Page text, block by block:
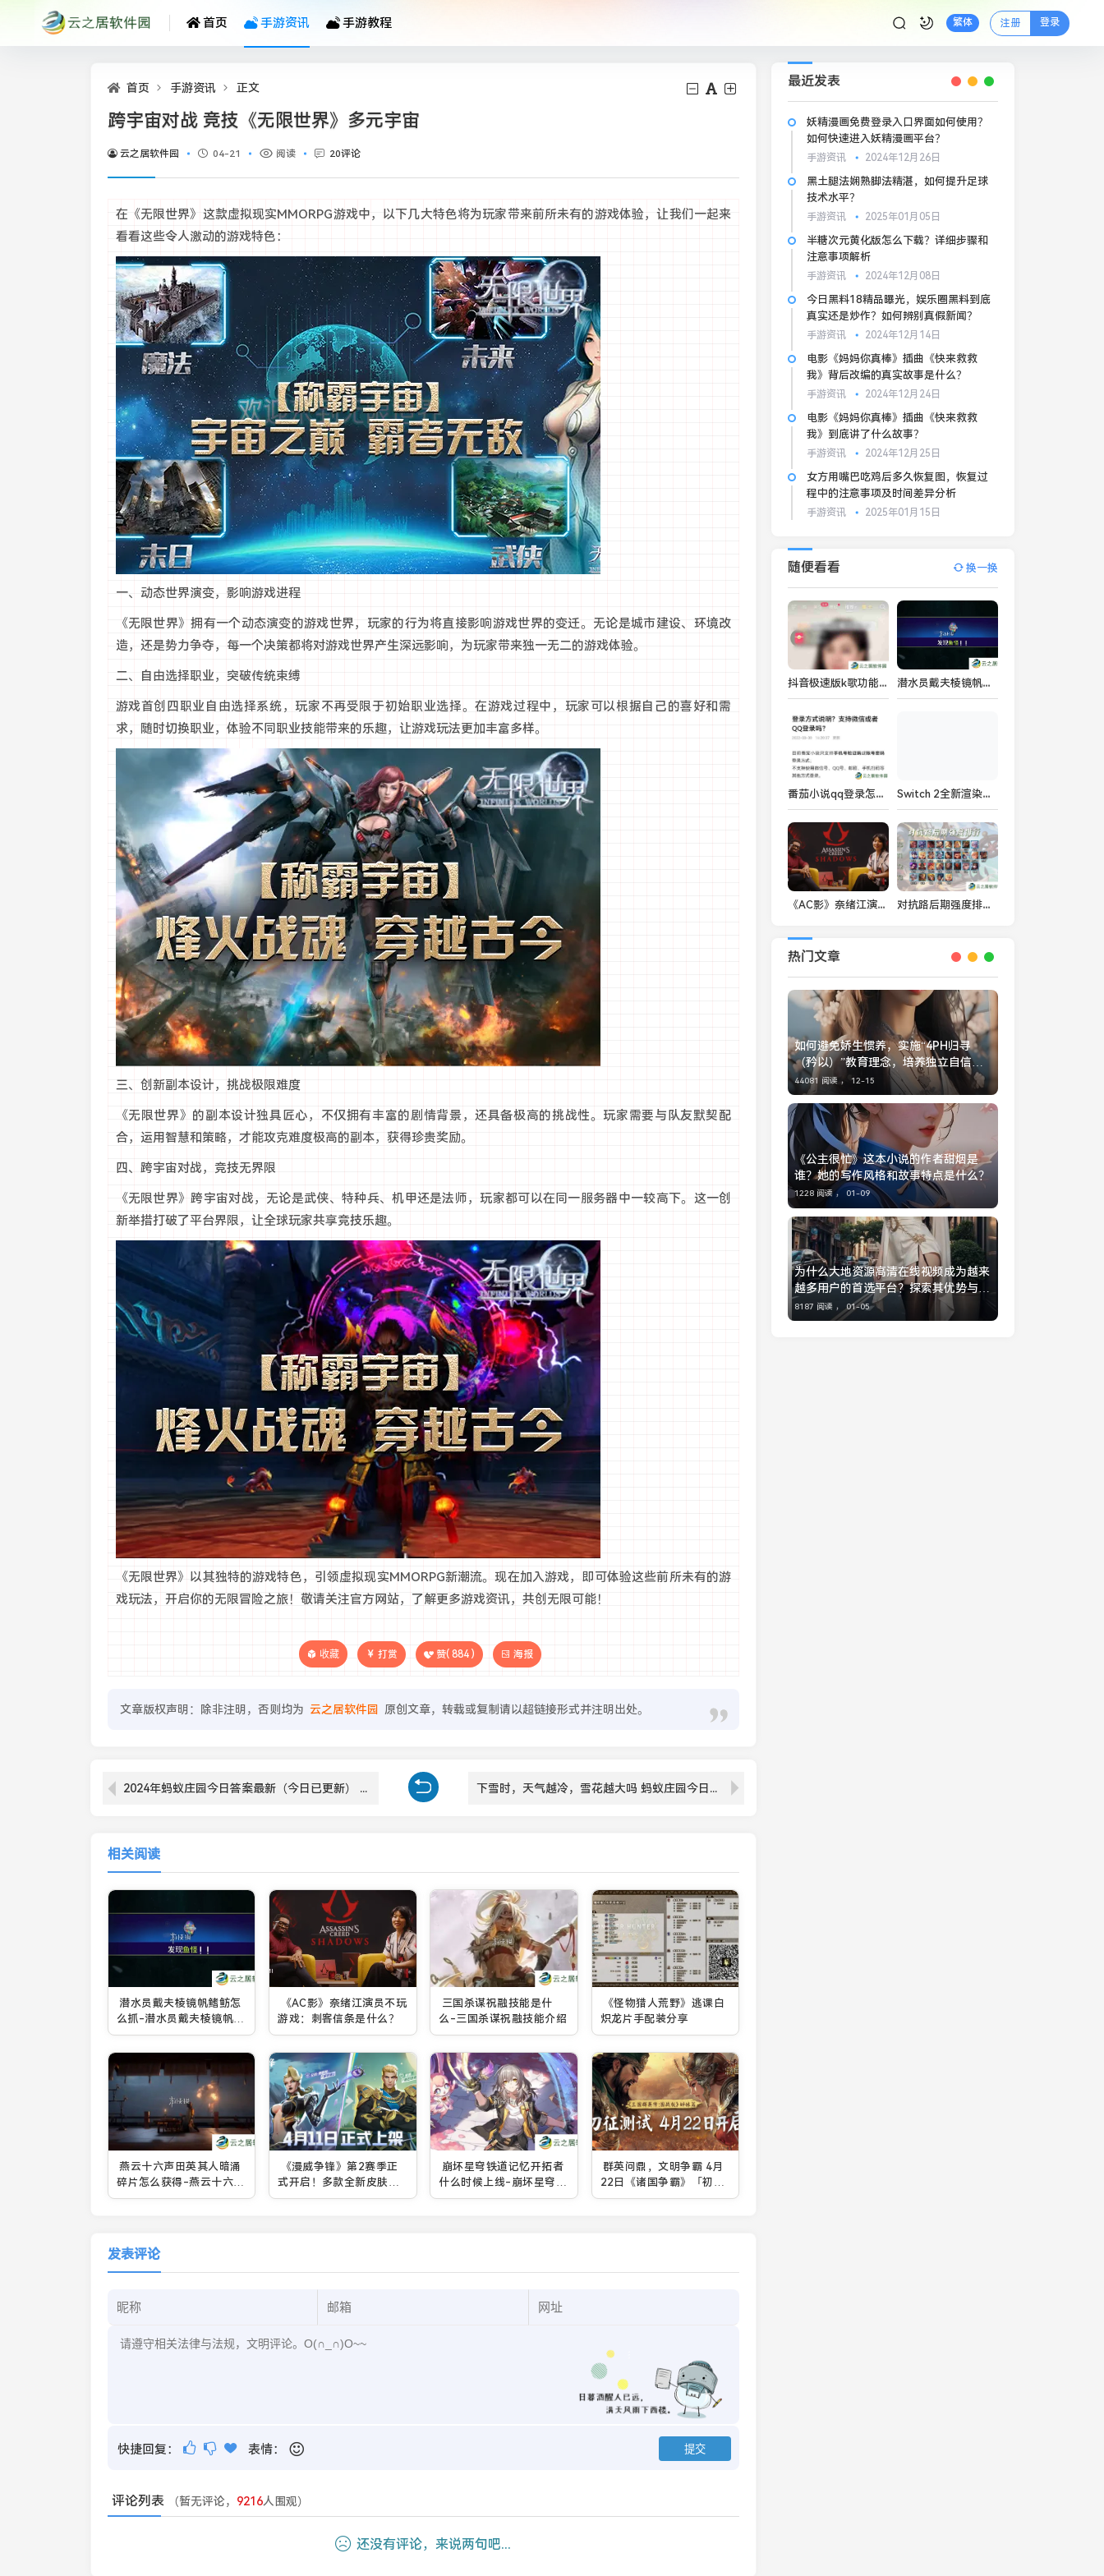
首页 手游资讯 手游教程 繁体 注册 登录
首页 手游资讯 正文
跨宇宙对战 竞技《无限世界》多元宇宙
云之居软件园 04-21 阅读 20评论
在《无限世界》这款虚拟现实MMORPG游戏中，以下几大特色将为玩家带来前所未有的游戏体验，让我们一起来
看看这些令人激动的游戏特色：
一、动态世界演变，影响游戏进程
《无限世界》拥有一个动态演变的游戏世界，玩家的行为将直接影响游戏世界的变迁。无论是城市建设、环境改
造，还是势力争夺，每一个决策都将对游戏世界产生深远影响，为玩家带来独一无二的游戏体验。
二、自由选择职业，突破传统束缚
游戏首创四职业自由选择系统，玩家不再受限于初始职业选择。在游戏过程中，玩家可以根据自己的喜好和需
求，随时切换职业，体验不同职业技能带来的乐趣，让游戏玩法更加丰富多样。
三、创新副本设计，挑战极限难度
《无限世界》的副本设计独具匠心，不仅拥有丰富的剧情背景，还具备极高的挑战性。玩家需要与队友默契配
合，运用智慧和策略，才能攻克难度极高的副本，获得珍贵奖励。
四、跨宇宙对战，竞技无界限
《无限世界》跨宇宙对战，无论是武侠、特种兵、机甲还是法师，玩家都可以在同一服务器中一较高下。这一创
新举措打破了平台界限，让全球玩家共享竞技乐趣。
《无限世界》以其独特的游戏特色，引领虚拟现实MMORPG新潮流。现在加入游戏，即可体验这些前所未有的游
戏玩法，开启你的无限冒险之旅！敬请关注官方网站，了解更多游戏资讯，共创无限可能！
收藏 打赏 赞( 884 ) 海报
文章版权声明：除非注明，否则均为 云之居软件园 原创文章，转载或复制请以超链接形式并注明出处。
2024年蚂蚁庄园今日答案最新（今日已更新） 蚂蚁庄园今日答案1.8 下雪时，天气越冷，雪花越大吗 蚂蚁庄园今日答案1.8
相关阅读
潜水员戴夫棱镜帆鳍鲂怎
么抓-潜水员戴夫棱镜帆鳍
鲂捕获攻略
《AC影》奈绪江演员不玩
游戏：刺客信条是什么？
三国杀谋祝融技能是什
么-三国杀谋祝融技能介绍
《怪物猎人荒野》逃课白
炽龙片手配装分享
燕云十六声田英其人暗涌
碎片怎么获得-燕云十六声
田英其人暗涌碎片全收集
《漫威争锋》第2赛季正
式开启！多款全新皮肤免
费领取！
崩坏星穹铁道记忆开拓者
什么时候上线-崩坏星穹铁
道记忆开拓者上线时间
群英问鼎，文明争霸 4月
22日《诸国争霸》「初征
测试」正式开启
发表评论
快捷回复： 表情：
评论列表 （暂无评论， 9216人围观）
还没有评论，来说两句吧...
最近发表
妖精漫画免费登录入口界面如何使用？
如何快速进入妖精漫画平台？
手游资讯 2024年12月26日
黑土腿法娴熟脚法精湛，如何提升足球
技术水平？
手游资讯 2025年01月05日
半糖次元黄化版怎么下载？详细步骤和
注意事项解析
手游资讯 2024年12月08日
今日黑料18精品曝光，娱乐圈黑料到底
真实还是炒作？如何辨别真假新闻？
手游资讯 2024年12月14日
电影《妈妈你真棒》插曲《快来救救
我》背后改编的真实故事是什么？
手游资讯 2024年12月24日
电影《妈妈你真棒》插曲《快来救救
我》到底讲了什么故事？
手游资讯 2024年12月25日
女方用嘴巴吃鸡后多久恢复图，恢复过
程中的注意事项及时间差异分析
手游资讯 2025年01月15日
随便看看 换一换
抖音极速版k歌功能在哪里打开 潜水员戴夫棱镜帆鳍鲂怎么抓-潜水员戴夫棱镜帆鳍鲂捕获攻略
番茄小说qq登录怎么没了 Switch 2全新渲染图出炉：最全细节曝光！
《AC影》奈绪江演员不玩游戏：刺客信条是什么？ 对抗路后期强度排行，8个团战大爹，爆火的杨戬只配垫底
热门文章
如何避免娇生惯养，实施“4PH归寻
（矜以）”教育理念，培养独立自信的
孩子？
44081 阅读 ， 12-15
《公主很忙》这本小说的作者甜烟是
谁？她的写作风格和故事特点是什么？
1228 阅读 ， 01-09
为什么大地资源高清在线视频成为越来
越多用户的首选平台？探索其优势与特
色：全面解析
8187 阅读 ， 01-05